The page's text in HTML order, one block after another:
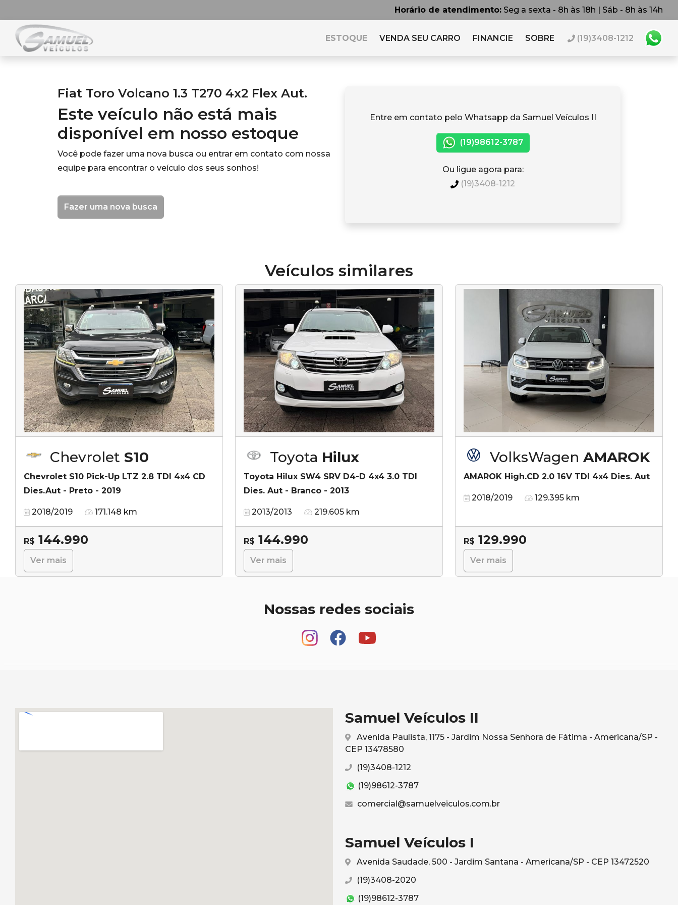
Horário de atendimento: Seg a sexta - 8h às 18h | Sáb - 8h às 14h
ESTOQUE VENDA SEU CARRO FINANCIE SOBRE (19)3408-1212
Fiat Toro Volcano 1.3 T270 4x2 Flex Aut.
Este veículo não está mais
disponível em nosso estoque
Você pode fazer uma nova busca ou entrar em contato com nossa
equipe para encontrar o veículo dos seus sonhos!
Fazer uma nova busca
Entre em contato pelo Whatsapp da Samuel Veículos II
(19)98612-3787
Ou ligue agora para:
(19)3408-1212
Veículos similares
Chevrolet S10
Chevrolet S10 Pick-Up LTZ 2.8 TDI 4x4 CD
Dies.Aut - Preto - 2019
2018/2019 171.148 km
R$ 144.990
Ver mais
Toyota Hilux
Toyota Hilux SW4 SRV D4-D 4x4 3.0 TDI
Dies. Aut - Branco - 2013
2013/2013 219.605 km
R$ 144.990
Ver mais
VolksWagen AMAROK
AMAROK High.CD 2.0 16V TDI 4x4 Dies. Aut
2018/2019 129.395 km
R$ 129.990
Ver mais
Nossas redes sociais
Samuel Veículos II
Avenida Paulista, 1175 - Jardim Nossa Senhora de Fátima - Americana/SP -
CEP 13478580
(19)3408-1212
(19)98612-3787
comercial@samuelveiculos.com.br
Samuel Veículos I
Avenida Saudade, 500 - Jardim Santana - Americana/SP - CEP 13472520
(19)3408-2020
(19)98612-3787